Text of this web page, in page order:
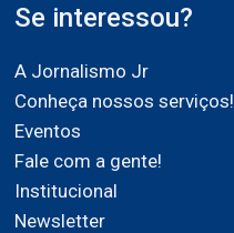
Se interessou?
A Jornalismo Jr
Conheça nossos serviços!
Eventos
Fale com a gente!
Institucional
Newsletter